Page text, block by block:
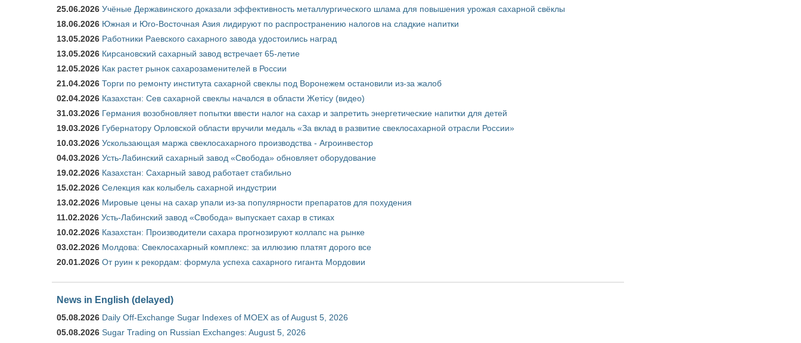
25.06.2026 Учёные Державинского доказали эффективность металлургического шлама для повышения урожая сахарной свёклы
18.06.2026 Южная и Юго-Восточная Азия лидируют по распространению налогов на сладкие напитки
13.05.2026 Работники Раевского сахарного завода удостоились наград
13.05.2026 Кирсановский сахарный завод встречает 65-летие
12.05.2026 Как растет рынок сахарозаменителей в России
21.04.2026 Торги по ремонту института сахарной свеклы под Воронежем остановили из-за жалоб
02.04.2026 Казахстан: Сев сахарной свеклы начался в области Жетісу (видео)
31.03.2026 Германия возобновляет попытки ввести налог на сахар и запретить энергетические напитки для детей
19.03.2026 Губернатору Орловской области вручили медаль «За вклад в развитие свеклосахарной отрасли России»
10.03.2026 Ускользающая маржа свеклосахарного производства - Агроинвестор
04.03.2026 Усть-Лабинский сахарный завод «Свобода» обновляет оборудование
19.02.2026 Казахстан: Сахарный завод работает стабильно
15.02.2026 Селекция как колыбель сахарной индустрии
13.02.2026 Мировые цены на сахар упали из-за популярности препаратов для похудения
11.02.2026 Усть-Лабинский завод «Свобода» выпускает сахар в стиках
10.02.2026 Казахстан: Производители сахара прогнозируют коллапс на рынке
03.02.2026 Молдова: Свеклосахарный комплекс: за иллюзию платят дорого все
20.01.2026 От руин к рекордам: формула успеха сахарного гиганта Мордовии
News in English (delayed)
05.08.2026 Daily Off-Exchange Sugar Indexes of MOEX as of August 5, 2026
05.08.2026 Sugar Trading on Russian Exchanges: August 5, 2026